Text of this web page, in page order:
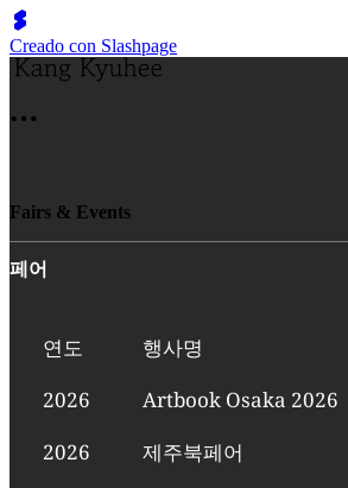
Creado con Slashpage
Fairs & Events
페어
연도
행사명
2026
Artbook Osaka 2026
2026
제주북페어